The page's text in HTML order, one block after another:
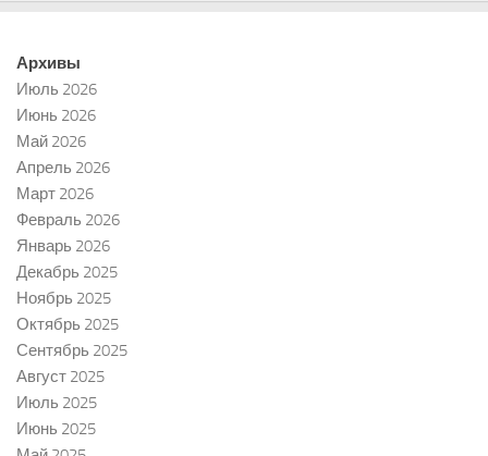
Архивы
Июль 2026
Июнь 2026
Май 2026
Апрель 2026
Март 2026
Февраль 2026
Январь 2026
Декабрь 2025
Ноябрь 2025
Октябрь 2025
Сентябрь 2025
Август 2025
Июль 2025
Июнь 2025